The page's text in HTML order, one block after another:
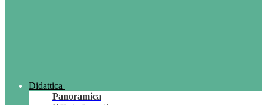
Didattica
Panoramica